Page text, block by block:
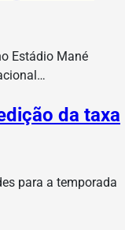
Estádio Mané
da taxa
para a temporada